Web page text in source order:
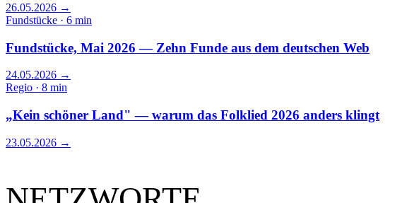
26.05.2026 →
Fundstücke · 6 min
Fundstücke, Mai 2026 — Zehn Funde aus dem deutschen Web
24.05.2026 →
Regio · 8 min
„Kein schöner Land" — warum das Folklied 2026 anders klingt
23.05.2026 →